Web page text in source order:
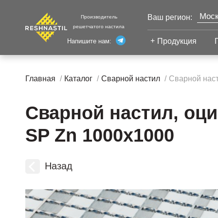
Производитель
решетчатого настила
Напишите нам:
Ваш регион:
Продукция
противоскольжением
Настил для морских
Главная Каталог Сварной настил Сварной
Сварной настил,
SP Zn 1000х1000
Назад